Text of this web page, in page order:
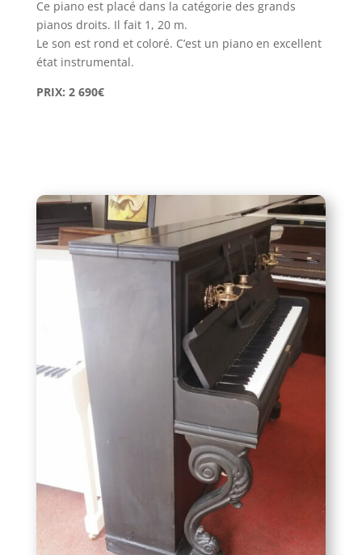
Ce piano est placé dans la catégorie des grands
pianos droits. Il fait 1, 20 m.
Le son est rond et coloré. C’est un piano en excellent
état instrumental.
PRIX: 2 690€